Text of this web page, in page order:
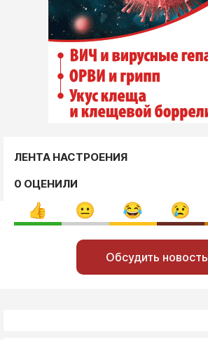
ЛЕНТА НАСТРОЕНИЯ
0 ОЦЕНИЛИ
Обсудить новость